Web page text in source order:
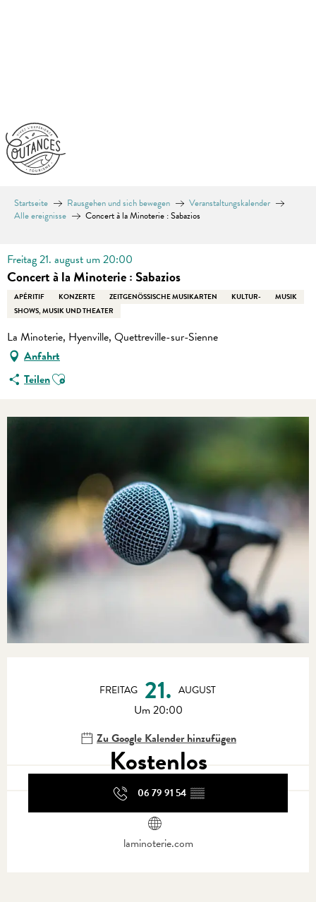
Startseite Rausgehen und sich bewegen
Veranstaltungskalender
Alle ereignisse
Concert à la Minoterie : Sabazios
Freitag 21. august um 20:00
Concert à la Minoterie : Sabazios
APÉRITIF KONZERTE ZEITGENÖSSISCHE MUSIKARTEN KULTUR-
MUSIK
SHOWS, MUSIK UND THEATER
La Minoterie, Hyenville, Quettreville-sur-Sienne
Anfahrt
TeilenAjouter aux favoris
FREITAG 21. AUGUST
Um 20:00
Zu Google Kalender hinzufügen
Kostenlos
06 79 91 54 ▒▒
laminoterie.com